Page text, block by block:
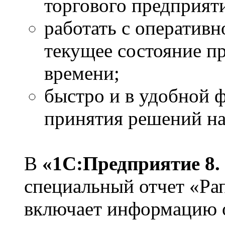
торгового
работать с
текущее состояние
времени;
быстро и в удобной
принятия решений
В «1С:Предприятие 8.
специальный отчет
включает информацию